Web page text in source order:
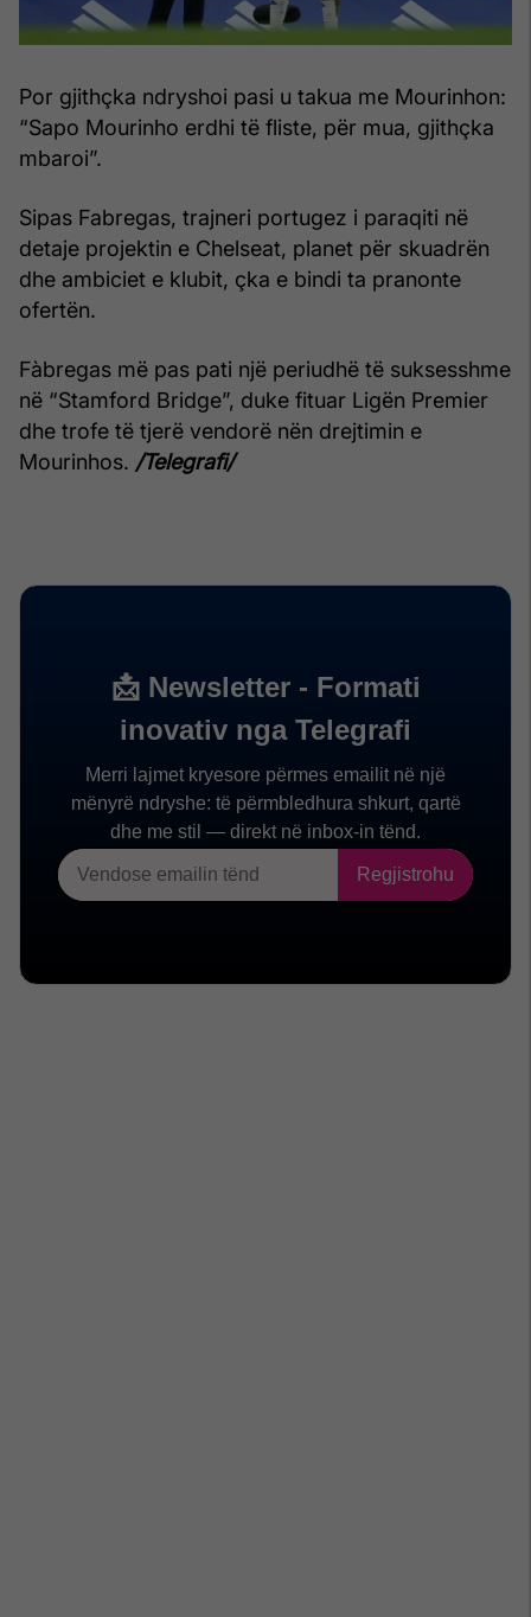
Por gjithçka ndryshoi pasi u takua me Mourinhon:
“Sapo Mourinho erdhi të fliste, për mua, gjithçka
mbaroi”.
Sipas Fabregas, trajneri portugez i paraqiti në
detaje projektin e Chelseat, planet për skuadrën
dhe ambiciet e klubit, çka e bindi ta pranonte
ofertën.
Fàbregas më pas pati një periudhë të suksesshme
në “Stamford Bridge”, duke fituar Ligën Premier
dhe trofe të tjerë vendorë nën drejtimin e
Mourinhos. /Telegrafi/